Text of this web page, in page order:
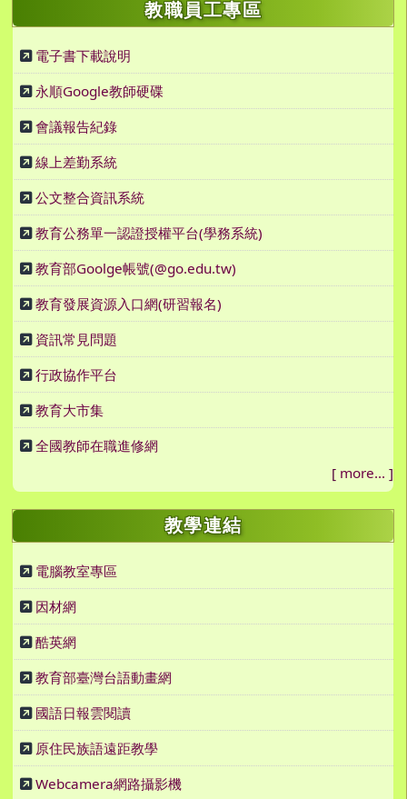
教職員工專區
電子書下載說明
永順Google教師硬碟
會議報告紀錄
線上差勤系統
公文整合資訊系統
教育公務單一認證授權平台(學務系統)
教育部Goolge帳號(@go.edu.tw)
教育發展資源入口網(研習報名)
資訊常見問題
行政協作平台
教育大市集
全國教師在職進修網
[ more... ]
教學連結
電腦教室專區
因材網
酷英網
教育部臺灣台語動畫網
國語日報雲閱讀
原住民族語遠距教學
Webcamera網路攝影機